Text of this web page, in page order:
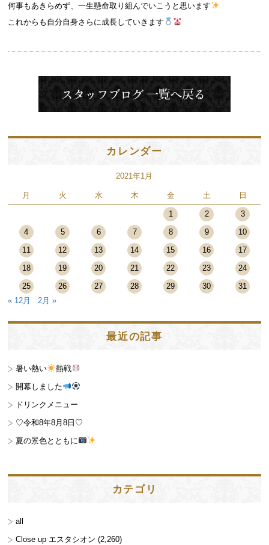
何事もあきらめず、一生懸命取り組んでいこうと思います
これからも自分自身さらに成長していきます
カレンダー
2021年1月
月 火 水 木 金 土 日
1 2
3
4
5 6 7 8 9
10
11
12 13 14 15 16
17
18
19 20 21 22 23
24
25
26 27 28 29 30
31
« 12月
2月 »
最近の記事
暑い熱い
熱戦
開幕しました
ドリンクメニュー
♡令和8年8月8日♡
夏の景色とともに
カテゴリ
all
Close up エスタシオン (2,260)